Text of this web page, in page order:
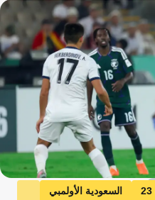
السعودية الأولمبي